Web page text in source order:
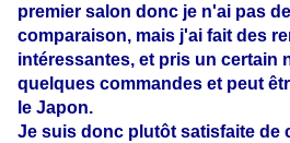
premier salon donc je n'ai pas
comparaison, mais j'ai fait des
intéressantes, et pris un certain
quelques commandes et peut
le Japon.
Je suis donc plutôt satisfaite de